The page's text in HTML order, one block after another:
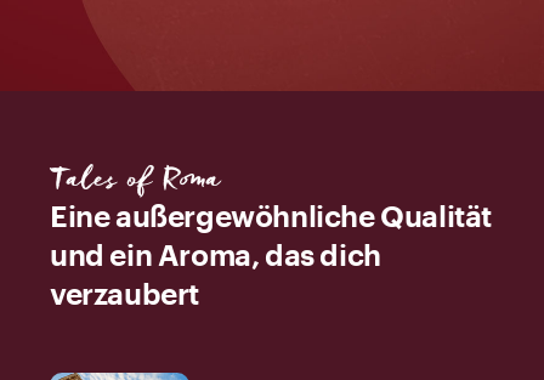
Tales of Roma
Eine außergewöhnliche Qualität
und ein Aroma, das dich
verzaubert